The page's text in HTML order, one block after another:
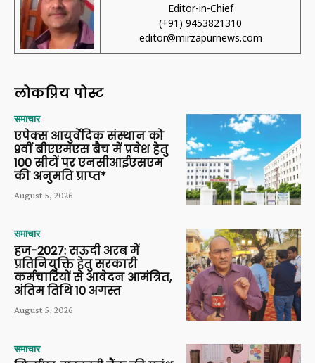
Editor-in-Chief
(+91) 9453821310
editor@mirzapurnews.com
लोकप्रिय पोस्ट
समाचार
एपेक्स आयुर्वेदिक संस्थान को
9वीं बीएएमएस बैच में प्रवेश हेतु
100 सीटों पर एनसीआईएसएम
की अनुमति प्राप्त*
August 5, 2026
समाचार
हज-2027: सऊदी अरब में
प्रतिनियुक्ति हेतु सरकारी
कर्मचारियों से आवेदन आमंत्रित,
अंतिम तिथि 10 अगस्त
August 5, 2026
समाचार